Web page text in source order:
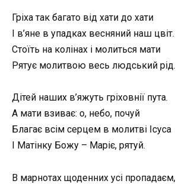
Гріха так багато від хати до хати
І в’яне в упадках весняний наш цвіт.
Стоїть на колінах і молиться мати
Рятує молитвою весь людський рід.
Дітей наших в’яжуть гріховнії пута.
А мати взиває: о, небо, почуй
Благає всім серцем в молитві Ісуса
І Матінку Божу – Маріє, рятуй.
В марнотах щоденних усі пропадаєм,